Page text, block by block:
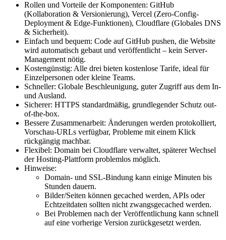
Rollen und Vorteile der Komponenten: GitHub
(Kollaboration & Versionierung), Vercel (Zero-Config-
Deployment & Edge-Funktionen), Cloudflare (Globales DNS
& Sicherheit).
Einfach und bequem: Code auf GitHub pushen, die Website
wird automatisch gebaut und veröffentlicht – kein Server-
Management nötig.
Kostengünstig: Alle drei bieten kostenlose Tarife, ideal für
Einzelpersonen oder kleine Teams.
Schneller: Globale Beschleunigung, guter Zugriff aus dem In-
und Ausland.
Sicherer: HTTPS standardmäßig, grundlegender Schutz out-
of-the-box.
Bessere Zusammenarbeit: Änderungen werden protokolliert,
Vorschau-URLs verfügbar, Probleme mit einem Klick
rückgängig machbar.
Flexibel: Domain bei Cloudflare verwaltet, späterer Wechsel
der Hosting-Plattform problemlos möglich.
Hinweise:
Domain- und SSL-Bindung kann einige Minuten bis
Stunden dauern.
Bilder/Seiten können gecached werden, APIs oder
Echtzeitdaten sollten nicht zwangsgecached werden.
Bei Problemen nach der Veröffentlichung kann schnell
auf eine vorherige Version zurückgesetzt werden.